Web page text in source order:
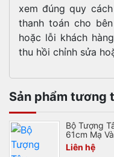
xem đúng quy
thanh toán cho
hoặc lỗi khách
thu hồi chỉnh sửa
Sản phẩm tương
Bộ Tượng
61cm Mạ
Liên hệ